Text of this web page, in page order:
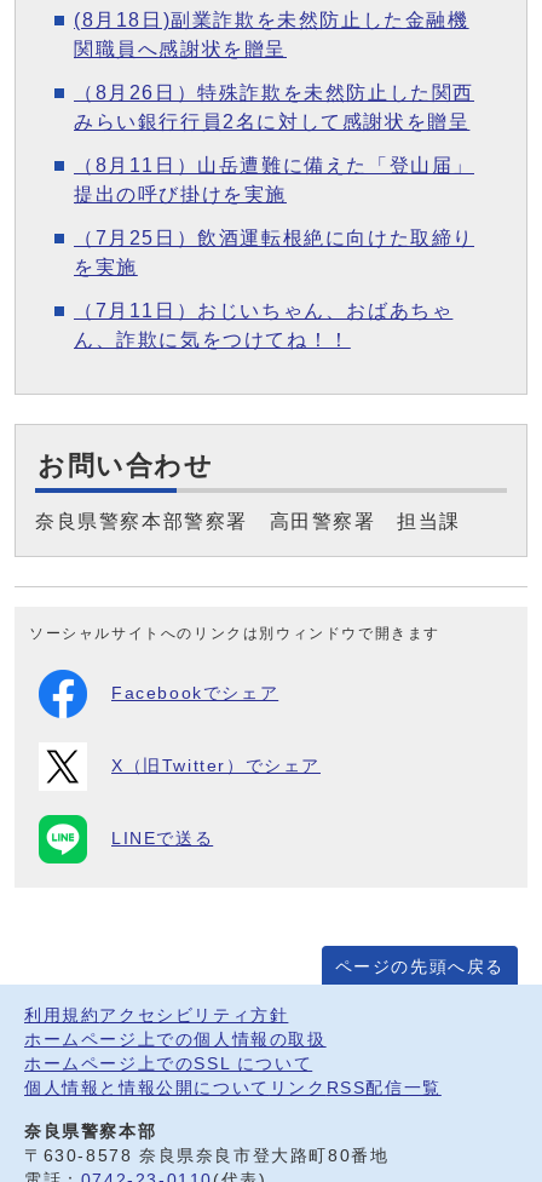
(8月18日)副業詐欺を未然防止した金融機
関職員へ感謝状を贈呈
（8月26日）特殊詐欺を未然防止した関西
みらい銀行行員2名に対して感謝状を贈呈
（8月11日）山岳遭難に備えた「登山届」
提出の呼び掛けを実施
（7月25日）飲酒運転根絶に向けた取締り
を実施
（7月11日）おじいちゃん、おばあちゃ
ん、詐欺に気をつけてね！！
お問い合わせ
奈良県警察本部警察署 高田警察署 担当課
ソーシャルサイトへのリンクは別ウィンドウで開きます
Facebookでシェア
X（旧Twitter）でシェア
LINEで送る
ページの先頭へ戻る
利用規約 アクセシビリティ方針
ホームページ上での個人情報の取扱
ホームページ上でのSSL について
個人情報と情報公開について リンク RSS配信一覧
奈良県警察本部
〒630-8578 奈良県奈良市登大路町80番地